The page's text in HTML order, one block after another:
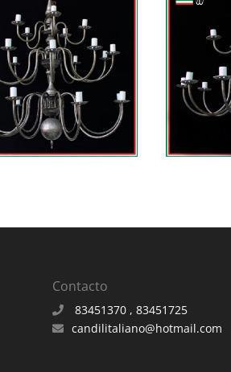
Contacto
83451370 , 83451725
candilitaliano@hotmail.com